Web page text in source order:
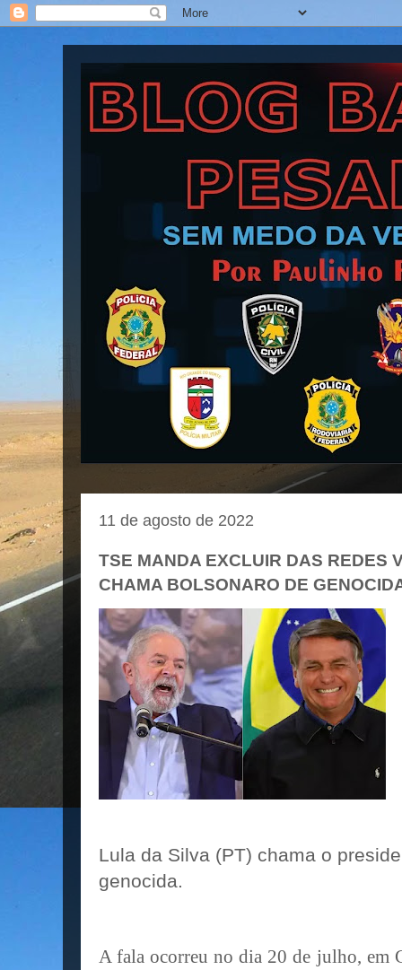
Blog Barra Pesada
11 de agosto de 2022
TSE MANDA EXCLUIR DAS REDES
CHAMA BOLSONARO DE
Lula da Silva (PT) chama o
genocida.
A fala ocorreu no dia 20 de julho, em